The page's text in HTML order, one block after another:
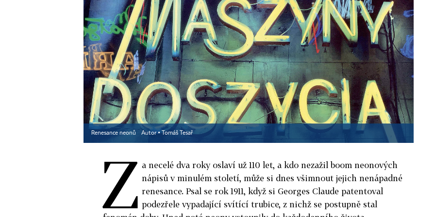
Renesance neonů Autor ▪Tomáš Tesař
Z a necelé dva roky oslaví už 110 let, a kdo nezažil boom neonových
nápisů v minulém století, může si dnes všimnout jejich nenápadné
renesance. Psal se rok 1911, když si Georges Claude patentoval
podezřele vypadající svítící trubice, z nichž se postupně stal